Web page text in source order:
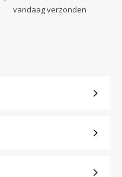
vandaag verzonden